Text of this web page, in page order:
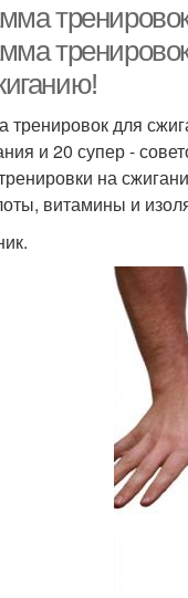
тренировок для
и 20 супер -
на
витамины и